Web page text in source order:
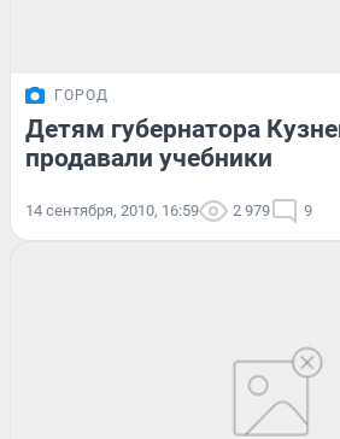
ГОРОД
Детям губернатора
продавали учебники
14 сентября, 2010, 16:59 2 979 9